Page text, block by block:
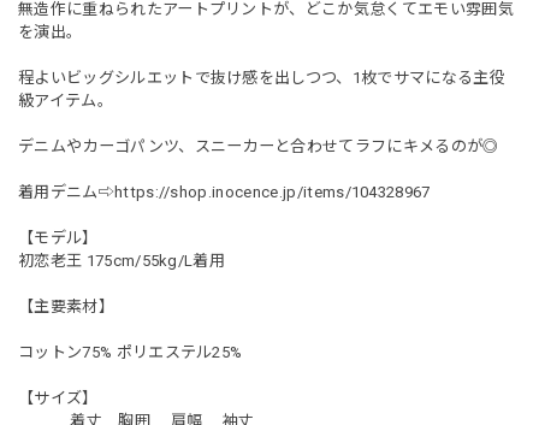
無造作に重ねられたアートプリントが、どこか気怠くてエモい雰囲気
を演出。
程よいビッグシルエットで抜け感を出しつつ、1枚でサマになる主役
級アイテム。
デニムやカーゴパンツ、スニーカーと合わせてラフにキメるのが◎
着用デニム⇨https://shop.inocence.jp/items/104328967
【モデル】
初恋老王 175cm/55kg/L着用
【主要素材】
コットン75% ポリエステル25%
【サイズ】
着丈 胸囲 肩幅 袖丈